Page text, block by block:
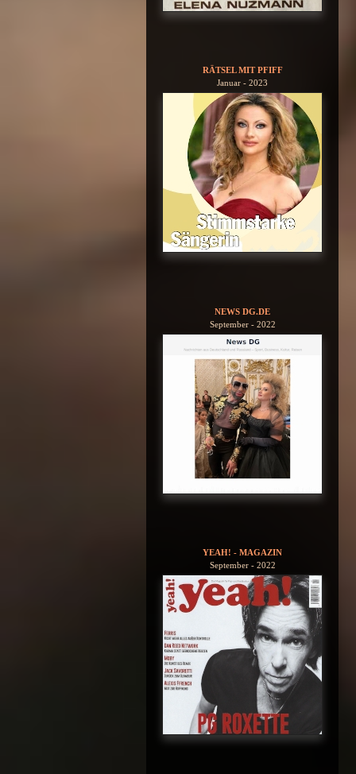
RÄTSEL MIT PFIFF
Januar - 2023
NEWS DG.DE
September - 2022
YEAH! - MAGAZIN
September - 2022